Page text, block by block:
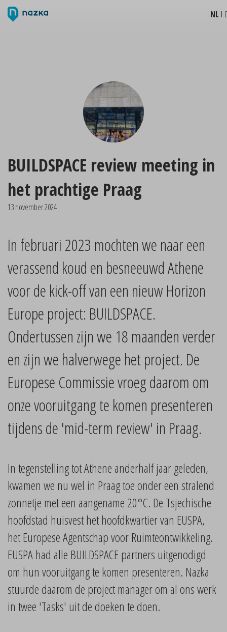
NL
BUILDSPACE review meeting in
het prachtige Praag
13 november 2024
In februari 2023 mochten we naar een
verassend koud en besneeuwd Athene
voor de kick-off van een nieuw Horizon
Europe project: BUILDSPACE.
Ondertussen zijn we 18 maanden verder
en zijn we halverwege het project. De
Europese Commissie vroeg daarom om
onze vooruitgang te komen presenteren
tijdens de 'mid-term review' in Praag.
In tegenstelling tot Athene anderhalf jaar geleden,
kwamen we nu wel in Praag toe onder een stralend
zonnetje met een aangename 20°C. De Tsjechische
hoofdstad huisvest het hoofdkwartier van EUSPA,
het Europese Agentschap voor Ruimteontwikkeling.
EUSPA had alle BUILDSPACE partners uitgenodigd
om hun vooruitgang te komen presenteren. Nazka
stuurde daarom de project manager om al ons werk
in twee 'Tasks' uit de doeken te doen.